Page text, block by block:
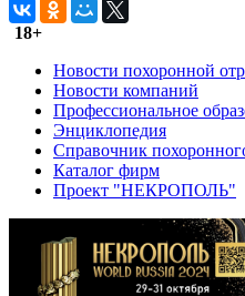
18+
Новости похоронной
Новости компаний
Профессиональное
Энциклопедия
Справочник
Каталог фирм
Проект "НЕКРОПОЛЬ"